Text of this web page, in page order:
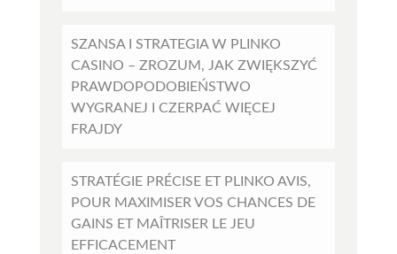
SZANSA I STRATEGIA W PLINKO
CASINO – ZROZUM, JAK ZWIĘKSZYĆ
PRAWDOPODOBIEŃSTWO
WYGRANEJ I CZERPAĆ WIĘCEJ
FRAJDY
STRATÉGIE PRÉCISE ET PLINKO AVIS,
POUR MAXIMISER VOS CHANCES DE
GAINS ET MAÎTRISER LE JEU
EFFICACEMENT